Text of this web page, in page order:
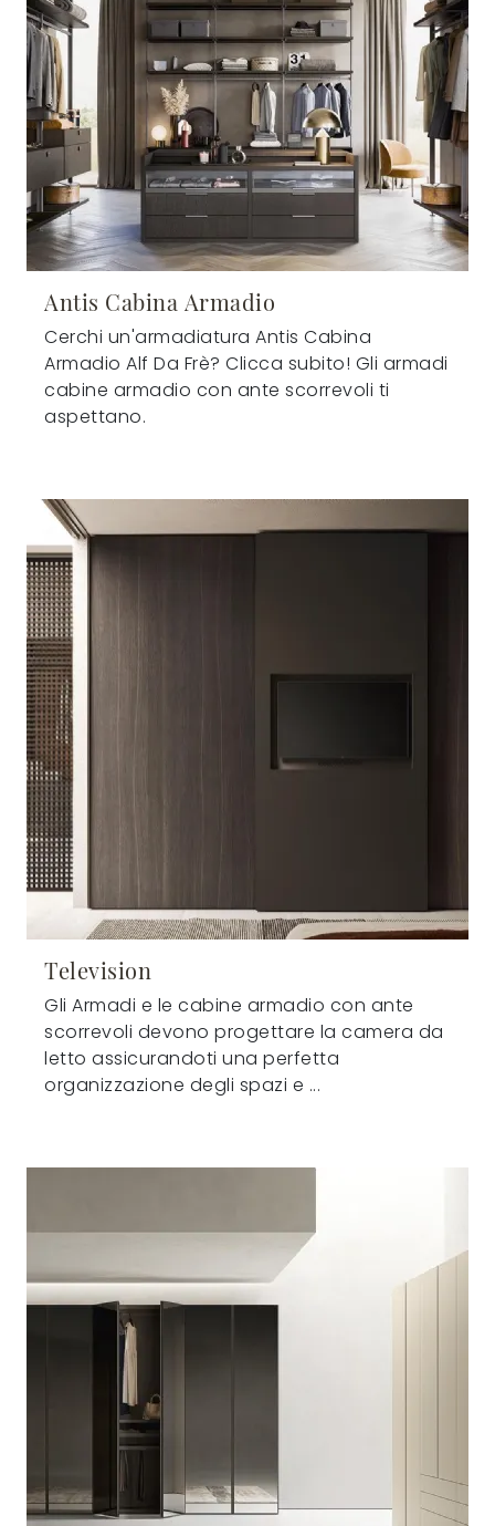
Antis Cabina Armadio
Cerchi un'armadiatura Antis Cabina
Armadio Alf Da Frè? Clicca subito! Gli armadi
cabine armadio con ante scorrevoli ti
aspettano.
Television
Gli Armadi e le cabine armadio con ante
scorrevoli devono progettare la camera da
letto assicurandoti una perfetta
organizzazione degli spazi e ...